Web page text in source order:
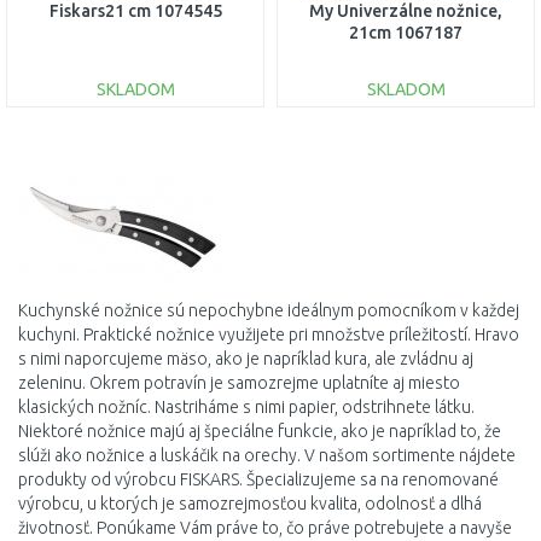
Fiskars21 cm 1074545
SKLADOM
My Univerzálne nožnice,
21cm 1067187
SKLADOM
Kuchynské nožnice sú nepochybne ideálnym pomocníkom v každej
kuchyni. Praktické nožnice využijete pri množstve príležitostí. Hravo
s nimi naporcujeme mäso ako je napríklad kura ale zvládnu aj
zeleninu. Okrem potravín je samozrejme uplatníte aj miesto
klasických nožníc. Nastriháme s nimi papier, odstrihnete látku.
Niektoré nožnice majú aj špeciálne funkcie, ako je napríklad to, že
slúži ako nožnice a luskáčik na orechy. V našom sortimente nájdete
produkty od výrobcu FISKARS. Špecializujeme sa na renomované
výrobcu u ktorých je samozrejmosťou kvalita, odolnosť a dlhá
životnosť. Ponúkame Vám práve to čo práve potrebujete a navyše